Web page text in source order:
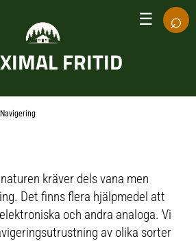
FRITID
☰ ⌕
Navigering
kräver dels vana men
Det finns flera hjälpmedel att
och andra analoga. Vi
av olika sorter